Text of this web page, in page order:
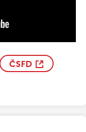
ČSFD